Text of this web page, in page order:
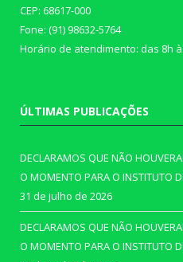
CEP: 68617-000
Fone: (91) 98632-5764
Horário de atendimento: das 8h
ÚLTIMAS PUBLICAÇÕES
DECLARAMOS QUE NÃO
O MOMENTO PARA O INSTITUTO
31 de julho de 2026
DECLARAMOS QUE NÃO
O MOMENTO PARA O INSTITUTO